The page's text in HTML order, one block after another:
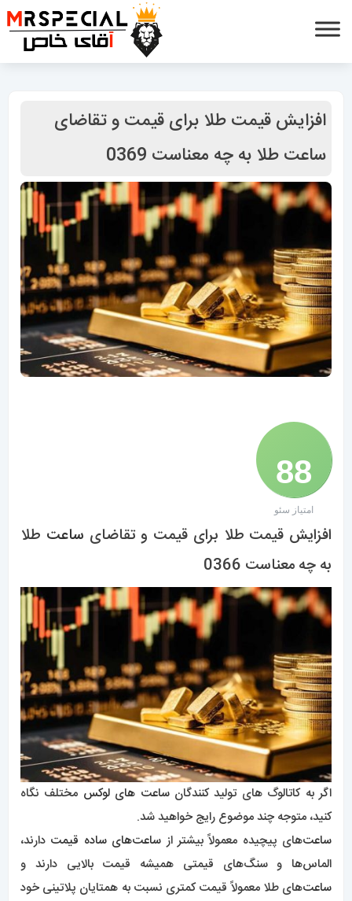
افزایش قیمت طلا برای قیمت و تقاضای
ساعت طلا به چه معناست 0369
88
/ 100
امتیاز سئو
افزایش قیمت طلا برای قیمت و تقاضای ساعت طلا
به چه معناست 0366
اگر به کاتالوگ های تولید کنندگانساعت های لوکس مختلف نگاه
کنید، متوجه چند موضوع رایج خواهید شد.
ساعت‌های پیچیده معمولاً بیشتر از ساعت‌های ساده قیمت دارند،
الماس‌ها و سنگ‌های قیمتی همیشه قیمت بالایی دارند و
ساعت‌های طلا معمولاً قیمت کمتری نسبت به همتایان پلاتینی خود